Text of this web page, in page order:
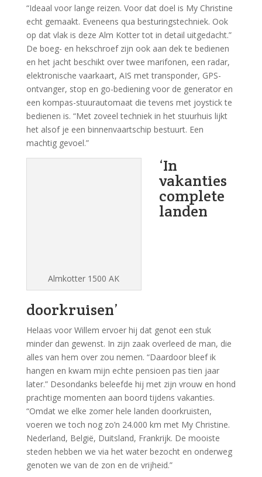
“Ideaal voor lange reizen. Voor dat doel is My Christine
echt gemaakt. Eveneens qua besturingstechniek. Ook
op dat vlak is deze Alm Kotter tot in detail uitgedacht.”
De boeg- en hekschroef zijn ook aan dek te bedienen
en het jacht beschikt over twee marifonen, een radar,
elektronische vaarkaart, AIS met transponder, GPS-
ontvanger, stop en go-bediening voor de generator en
een kompas-stuurautomaat die tevens met joystick te
bedienen is. “Met zoveel techniek in het stuurhuis lijkt
het alsof je een binnenvaartschip bestuurt. Een
machtig gevoel.”
Almkotter 1500 AK
‘In
vakanties
complete
landen
doorkruisen’
Helaas voor Willem ervoer hij dat genot een stuk
minder dan gewenst. In zijn zaak overleed de man, die
alles van hem over zou nemen. “Daardoor bleef ik
hangen en kwam mijn echte pensioen pas tien jaar
later.” Desondanks beleefde hij met zijn vrouw en hond
prachtige momenten aan boord tijdens vakanties.
“Omdat we elke zomer hele landen doorkruisten,
voeren we toch nog zo’n 24.000 km met My Christine.
Nederland, België, Duitsland, Frankrijk. De mooiste
steden hebben we via het water bezocht en onderweg
genoten we van de zon en de vrijheid.”